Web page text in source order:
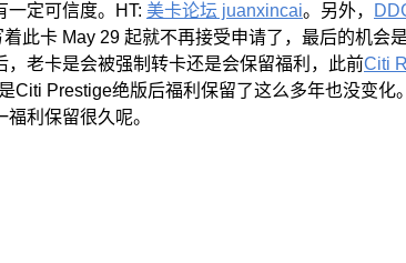
一定可信度。HT: 美卡论坛 juanxincai。另外，
着此卡 May 29 起就不再接受申请了，最后的机会
，老卡是会被强制转卡还是会保留福利，此前Citi
Citi Prestige绝版后福利保留了这么多年也没变化
利保留很久呢。